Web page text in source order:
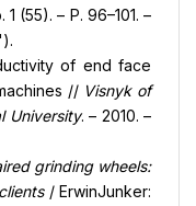
1 (55). – P. 96–101. –
of end face
// Visnyk of
University. – 2010. –
grinding wheels:
/ ErwinJunker: